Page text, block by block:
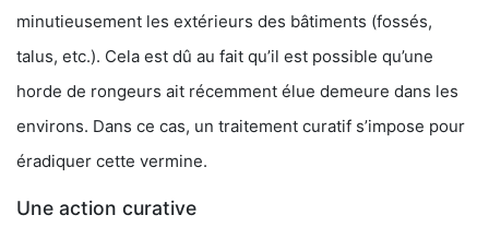
minutieusement les extérieurs des bâtiments (fossés,
talus, etc.). Cela est dû au fait qu’il est possible qu’une
horde de rongeurs ait récemment élue demeure dans les
environs. Dans ce cas, un traitement curatif s’impose pour
éradiquer cette vermine.
Une action curative